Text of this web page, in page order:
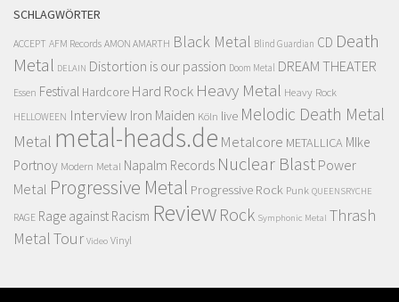
SCHLAGWÖRTER
ACCEPT AFM Records AMON AMARTH Black Metal Blind Guardian CD Death
Metal DELAIN Distortion is our passion Doom Metal DREAM THEATER
Essen Festival Hardcore Hard Rock Heavy Metal Heavy Rock
HELLOWEEN Interview Iron Maiden Köln live Melodic Death Metal
Metal metal-heads.de Metalcore METALLICA MIke
Portnoy Modern Metal Napalm Records Nuclear Blast Power
Metal Progressive Metal Progressive Rock Punk QUEENSRYCHE
RAGE Rage against Racism Review Rock Symphonic Metal Thrash
MetalTour Video Vinyl